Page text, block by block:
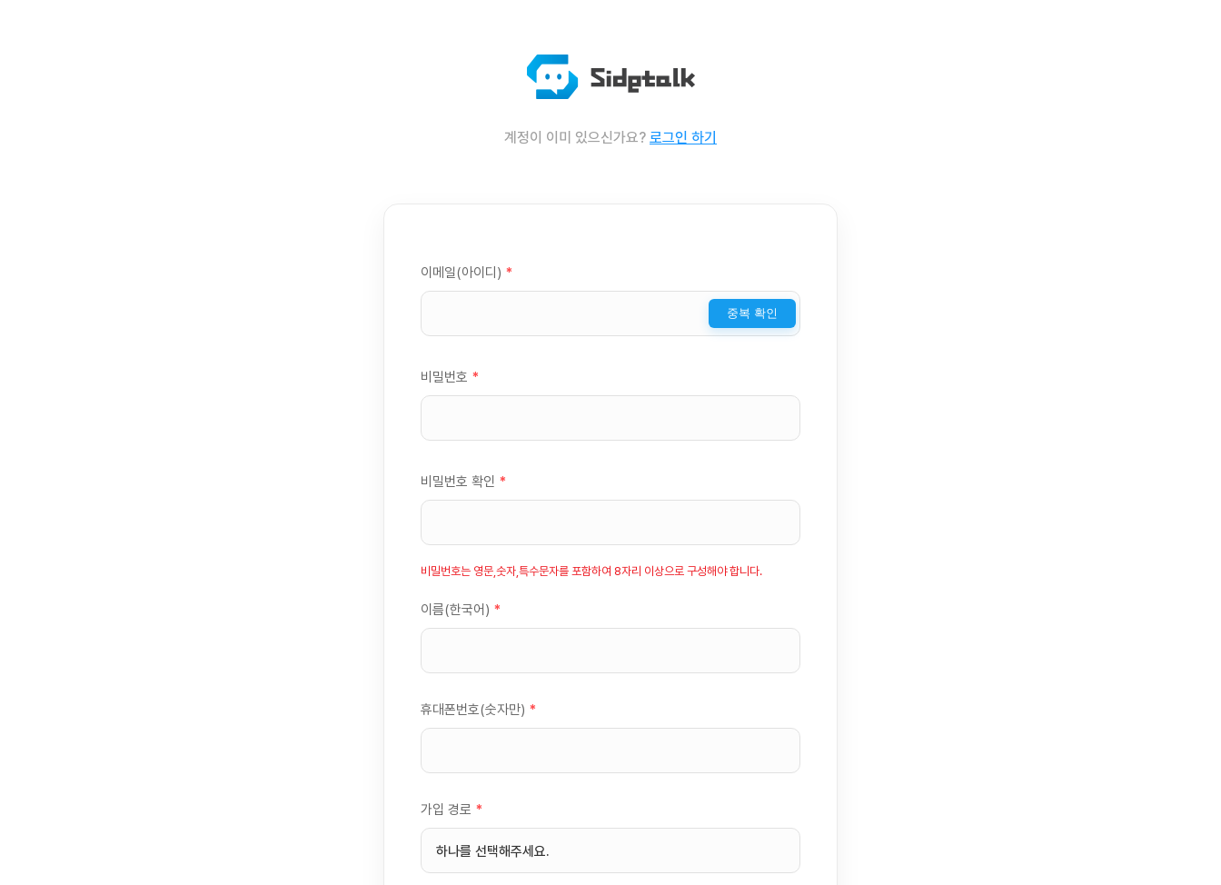
계정이 이미 있으신가요? 로그인 하기
이메일(아이디) *
중복 확인
비밀번호 *
비밀번호 확인 *
비밀번호는 영문,숫자,특수문자를 포함하여 8자리 이상으로 구성해야 합니다.
이름(한국어) *
휴대폰번호(숫자만) *
가입 경로 *